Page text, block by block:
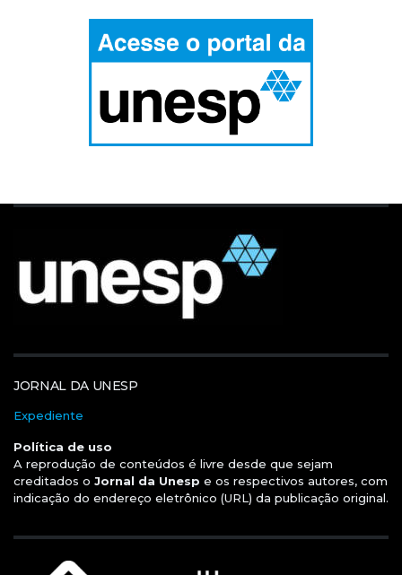
JORNAL DA UNESP
Expediente
Política de uso
A reprodução de conteúdos é livre desde que sejam
creditados o Jornal da Unesp e os respectivos autores, com
indicação do endereço eletrônico (URL) da publicação original.